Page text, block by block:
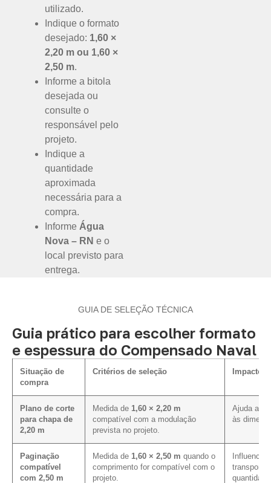
utilizado.
Indique o formato
desejado: 1,60 ×
2,20 m ou 1,60 ×
2,50 m.
Informe a bitola
desejada ou
consulte o
responsável pelo
projeto.
Indique a
quantidade
aproximada
necessária para a
compra.
Informe Água
Nova – RN e o
local previsto para
entrega.
GUIA DE SELEÇÃO TÉCNICA
Guia prático para escolher formato
e espessura do Compensado Naval
Situação de
compra
Critérios de seleção Impacto
Plano de corte
para chapa de
2,20 m
Medida de 1,60 × 2,20 m
compatível com a modulação
prevista no projeto.
Ajuda a
às
Paginação
compatível
com 2,50 m
Medida de 1,60 × 2,50 m quando o
comprimento for compatível com o
projeto.
Influencia